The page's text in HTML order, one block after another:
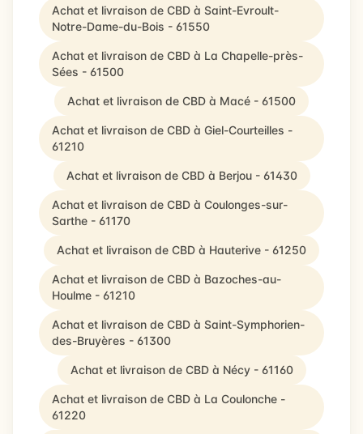
Achat et livraison de CBD à Saint-Evroult-
Notre-Dame-du-Bois - 61550
Achat et livraison de CBD à La Chapelle-près-
Sées - 61500
Achat et livraison de CBD à Macé - 61500
Achat et livraison de CBD à Giel-Courteilles -
61210
Achat et livraison de CBD à Berjou - 61430
Achat et livraison de CBD à Coulonges-sur-
Sarthe - 61170
Achat et livraison de CBD à Hauterive - 61250
Achat et livraison de CBD à Bazoches-au-
Houlme - 61210
Achat et livraison de CBD à Saint-Symphorien-
des-Bruyères - 61300
Achat et livraison de CBD à Nécy - 61160
Achat et livraison de CBD à La Coulonche -
61220